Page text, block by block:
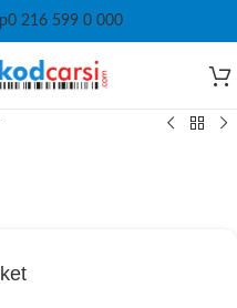
0 216 599 0 000